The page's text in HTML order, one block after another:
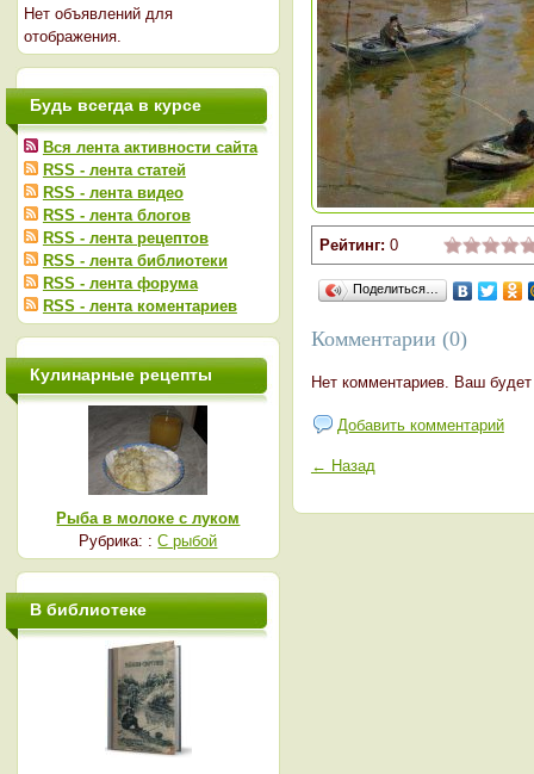
Рейтинг: 0
Поделиться…
Комментарии (0)
Нет комментариев. Ваш
Добавить комментарий
← Назад
Нет объявлений для
отображения.
Будь всегда в курсе
Вся лента активности сайта
RSS - лента статей
RSS - лента видео
RSS - лента блогов
RSS - лента рецептов
RSS - лента библиотеки
RSS - лента форума
RSS - лента коментариев
Кулинарные рецепты
Рыба в молоке с луком
Рубрика: :С рыбой
В библиотеке